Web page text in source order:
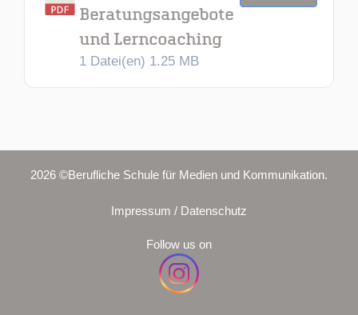
Beratungsangebote
und Lerncoaching
1 Datei(en) 1.25 MB
2026 ©Berufliche Schule für Medien und Kommunikation.
Impressum / Datenschutz
Follow us on